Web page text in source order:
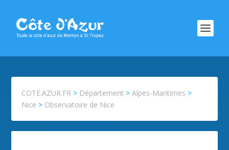
COTE.AZUR.FR > Département >Alpes-Maritimes >
Nice > Observatoire de Nice